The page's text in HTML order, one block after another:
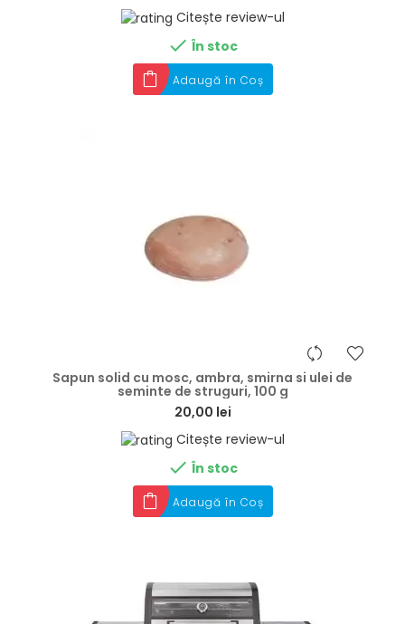
Citește review-ul
 În stoc
Adaugă în Coș
Sapun solid cu mosc, ambra, smirna si ulei de
seminte de struguri, 100 g
20,00 lei
Citește review-ul
 În stoc
Adaugă în Coș